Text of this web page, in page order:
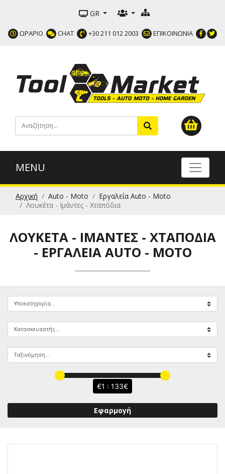
GR
ΩΡΑΡΙΟ CHAT +30 211 012 2003 ΕΠΙΚΟΙΝΩΝΙΑ
MENU
Αρχική Auto - Moto
Εργαλεία Auto - Moto
Λουκέτα - Ιμάντες - Χταπόδια
ΛΟΥΚΈΤΑ - ΙΜΆΝΤΕΣ - ΧΤΑΠΌΔΙΑ
- ΕΡΓΑΛΕΊΑ AUTO - MOTO
1 : 133
Εφαρμογή